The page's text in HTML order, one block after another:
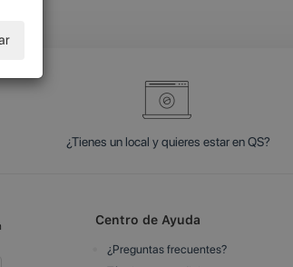
¿Tienes un local y quieres estar en QS?
Centro de Ayuda
¿Preguntas frecuentes?